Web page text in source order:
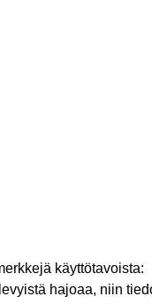
käyttötavoista:
hajoaa, niin